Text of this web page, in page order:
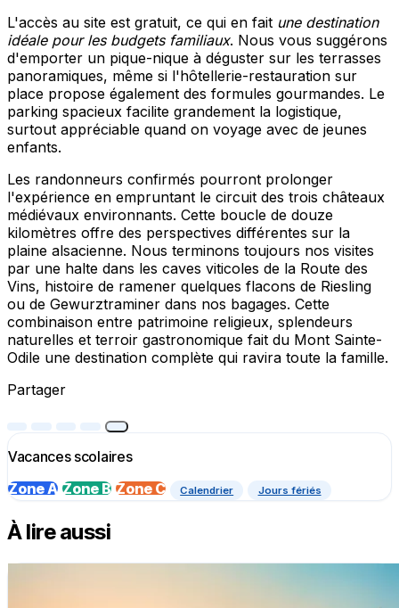
L'accès au site est gratuit, ce qui en fait une destination
idéale pour les budgets familiaux. Nous vous suggérons
d'emporter un pique-nique à déguster sur les terrasses
panoramiques, même si l'hôtellerie-restauration sur
place propose également des formules gourmandes. Le
parking spacieux facilite grandement la logistique,
surtout appréciable quand on voyage avec de jeunes
enfants.
Les randonneurs confirmés pourront prolonger
l'expérience en empruntant le circuit des trois châteaux
médiévaux environnants. Cette boucle de douze
kilomètres offre des perspectives différentes sur la
plaine alsacienne. Nous terminons toujours nos visites
par une halte dans les caves viticoles de la Route des
Vins, histoire de ramener quelques flacons de Riesling
ou de Gewurztraminer dans nos bagages. Cette
combinaison entre patrimoine religieux, splendeurs
naturelles et terroir gastronomique fait du Mont Sainte-
Odile une destination complète qui ravira toute la famille.
Partager
Vacances scolaires
Zone A Zone B Zone C Calendrier Jours fériés
À lire aussi